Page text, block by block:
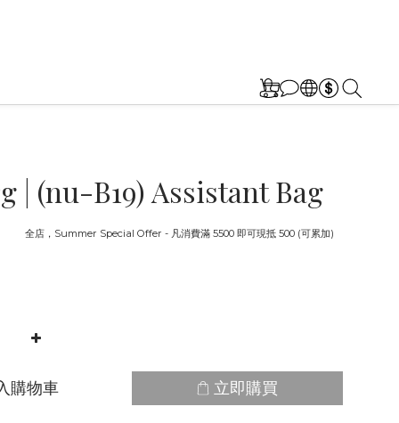
| (nu-B19) Assistant Bag
全店，Summer Special Offer - 凡消費滿 5500 即可現抵 500 (可累加)
購物車 立即購買